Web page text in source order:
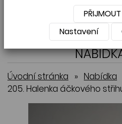
XXL,ČESKÁ
Přihlásit
Úvodní stránka » Nabídka
205. Halenka áčkového
Nastavení